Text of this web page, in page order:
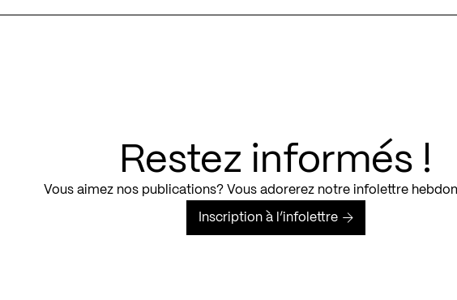
Restez informés !
Vous aimez nos publications? Vous adorerez notre infolettre
Inscription à l’infolettre